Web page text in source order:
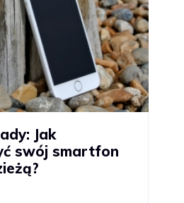
Jak
swój smartfon